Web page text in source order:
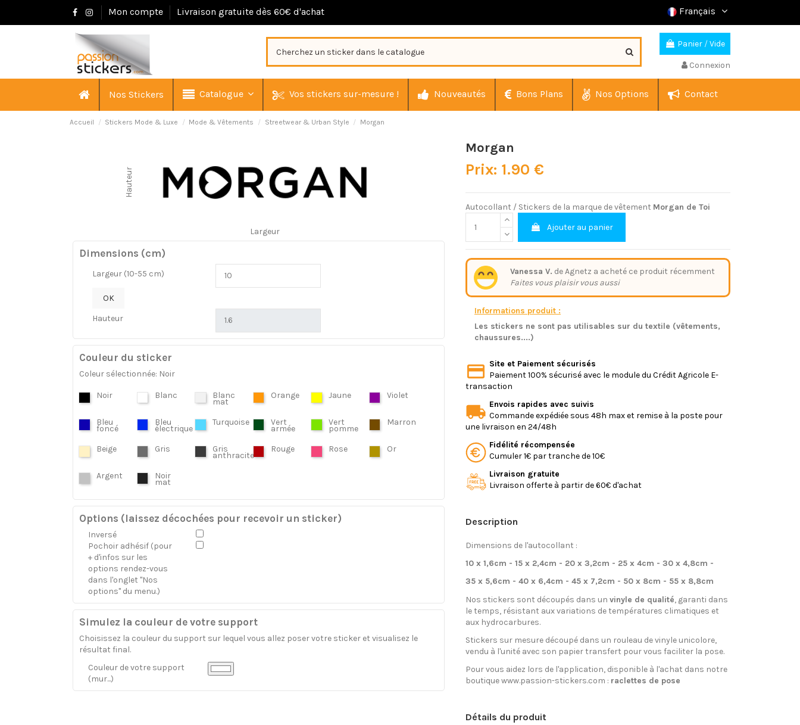
Mon compte Livraison gratuite dès 60€ d'achat Français
Panier /Vide
Connexion
Nos Stickers Catalogue Vos stickers sur-mesure ! Nouveautés Bons Plans Nos Options Contact
Accueil Stickers Mode & Luxe Mode & Vêtements Streetwear & Urban Style Morgan
Hauteur
Largeur
Dimensions (cm)
Largeur (10-55 cm)
OK
Hauteur
Couleur du sticker
Coleur sélectionnée: Noir
Noir Blanc Blanc
mat
Orange Jaune Violet
Bleu
foncé
Bleu
électrique
Turquoise Vert
armée
Vert
pomme
Marron
Beige Gris Gris
anthracite
Rouge Rose Or
Argent Noir
mat
Options (laissez décochées pour recevoir un sticker)
Inversé
Pochoir adhésif (pour
+ d'infos sur les
options rendez-vous
dans l'onglet "Nos
options" du menu.)
Simulez la couleur de votre support
Choisissez la couleur du support sur lequel vous allez poser votre sticker et visualisez le
résultat final.
Couleur de votre support
(mur...)
Morgan
Prix: 1.90 €
Autocollant / Stickers de la marque de vêtement Morgan de Toi
Ajouter au panier
Vanessa V. de Agnetz a acheté ce produit récemment
Faites vous plaisir vous aussi
Informations produit :
Les stickers ne sont pas utilisables sur du textile (vêtements,
chaussures....)
Site et Paiement sécurisés
Paiement 100% sécurisé avec le module du Crédit Agricole E-
transaction
Envois rapides avec suivis
Commande expédiée sous 48h max et remise à la poste pour
une livraison en 24/48h
Fidélité récompensée
Cumuler 1€ par tranche de 10€
Livraison gratuite
Livraison offerte à partir de 60€ d'achat
Description
Dimensions de l'autocollant :
10 x 1,6cm - 15 x 2,4cm - 20 x 3,2cm - 25 x 4cm - 30 x 4,8cm -
35 x 5,6cm - 40 x 6,4cm - 45 x 7,2cm - 50 x 8cm - 55 x 8,8cm
Nos stickers sont découpés dans un vinyle de qualité, garanti dans
le temps, résistant aux variations de températures climatiques et
aux hydrocarbures.
Stickers sur mesure découpé dans un rouleau de vinyle unicolore,
vendu à l'unité avec son papier transfert pour vous faciliter la pose.
Pour vous aidez lors de l'application, disponible à l'achat dans notre
boutique www.passion-stickers.com : raclettes de pose
Détails du produit